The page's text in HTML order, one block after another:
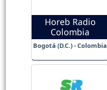
Horeb Radio
Colombia
Bogotá (D.C.) - Colombia